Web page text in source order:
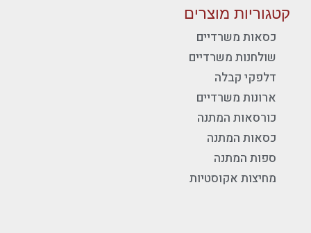
קטגוריות מוצרים
כסאות משרדיים
שולחנות משרדיים
דלפקי קבלה
ארונות משרדיים
כורסאות המתנה
כסאות המתנה
ספות המתנה
מחיצות אקוסטיות